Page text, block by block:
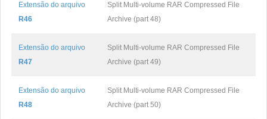
Extensão do arquivo
R46
Split Multi-volume RAR Compressed File
Archive (part 48)
Extensão do arquivo
R47
Split Multi-volume RAR Compressed File
Archive (part 49)
Extensão do arquivo
R48
Split Multi-volume RAR Compressed File
Archive (part 50)